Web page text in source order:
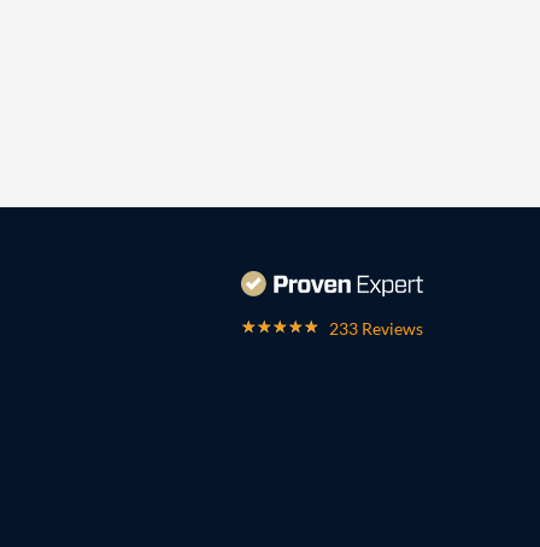
233 Reviews